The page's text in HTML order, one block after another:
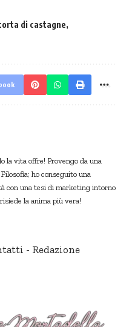
di castagne
la vita offre! Provengo da una
ho conseguito una
con una tesi di marketing intorno
la anima più vera!
- Redazione